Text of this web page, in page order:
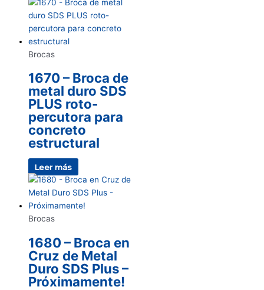
Brocas
1670 – Broca de
metal duro SDS
PLUS roto-
percutora para
concreto
estructural
Leer más
Brocas
1680 – Broca en
Cruz de Metal
Duro SDS Plus –
Próximamente!